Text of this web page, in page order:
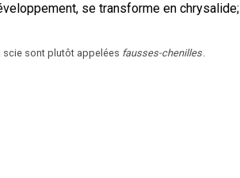
se transforme en chrysalide;
scie sont plutôt appelées fausses-chenilles